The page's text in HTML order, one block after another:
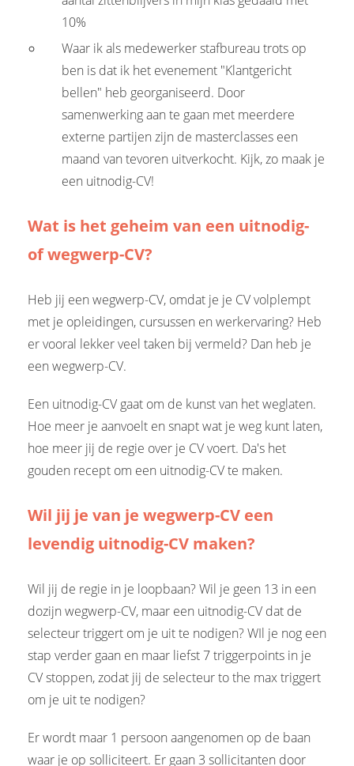
10%
Waar ik als medewerker stafbureau trots op
ben is dat ik het evenement "Klantgericht
bellen" heb georganiseerd. Door
samenwerking aan te gaan met meerdere
externe partijen zijn de masterclasses een
maand van tevoren uitverkocht. Kijk, zo maak je
een uitnodig-CV!
Wat is het geheim van een uitnodig-
of wegwerp-CV?
Heb jij een wegwerp-CV, omdat je je CV volplempt
met je opleidingen, cursussen en werkervaring? Heb
er vooral lekker veel taken bij vermeld? Dan heb je
een wegwerp-CV.
Een uitnodig-CV gaat om de kunst van het weglaten.
Hoe meer je aanvoelt en snapt wat je weg kunt laten,
hoe meer jij de regie over je CV voert. Da's het
gouden recept om een uitnodig-CV te maken.
Wil jij je van je wegwerp-CV een
levendig uitnodig-CV maken?
Wil jij de regie in je loopbaan? Wil je geen 13 in een
dozijn wegwerp-CV, maar een uitnodig-CV dat de
selecteur triggert om je uit te nodigen? WIl je nog een
stap verder gaan en maar liefst 7 triggerpoints in je
CV stoppen, zodat jij de selecteur to the max triggert
om je uit te nodigen?
Er wordt maar 1 persoon aangenomen op de baan
waar je op solliciteert. Er gaan 3 sollicitanten door